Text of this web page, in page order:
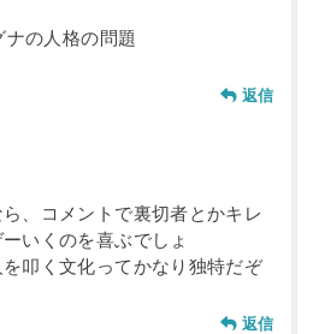
の人格の問題
返信
、コメントで裏切者とかキレ
いくのを喜ぶでしょ
叩く文化ってかなり独特だぞ
返信